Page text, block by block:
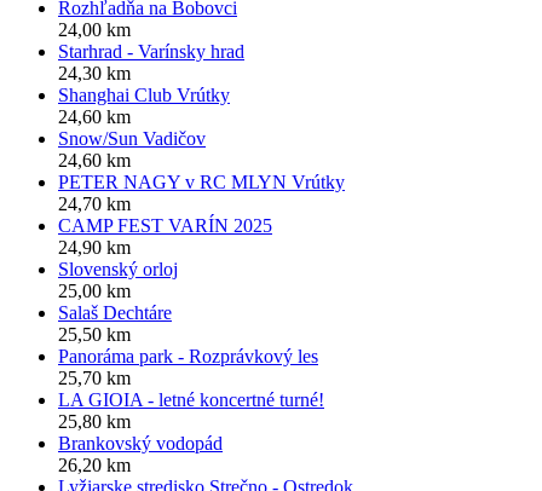
Rozhľadňa na Bobovci
24,00 km
Starhrad - Varínsky hrad
24,30 km
Shanghai Club Vrútky
24,60 km
Snow/Sun Vadičov
24,60 km
PETER NAGY v RC MLYN Vrútky
24,70 km
CAMP FEST VARÍN 2025
24,90 km
Slovenský orloj
25,00 km
Salaš Dechtáre
25,50 km
Panoráma park - Rozprávkový les
25,70 km
LA GIOIA - letné koncertné turné!
25,80 km
Brankovský vodopád
26,20 km
Lyžiarske stredisko Strečno - Ostredok